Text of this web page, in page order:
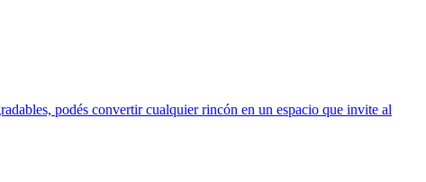
podés convertir cualquier rincón en un espacio que invite al